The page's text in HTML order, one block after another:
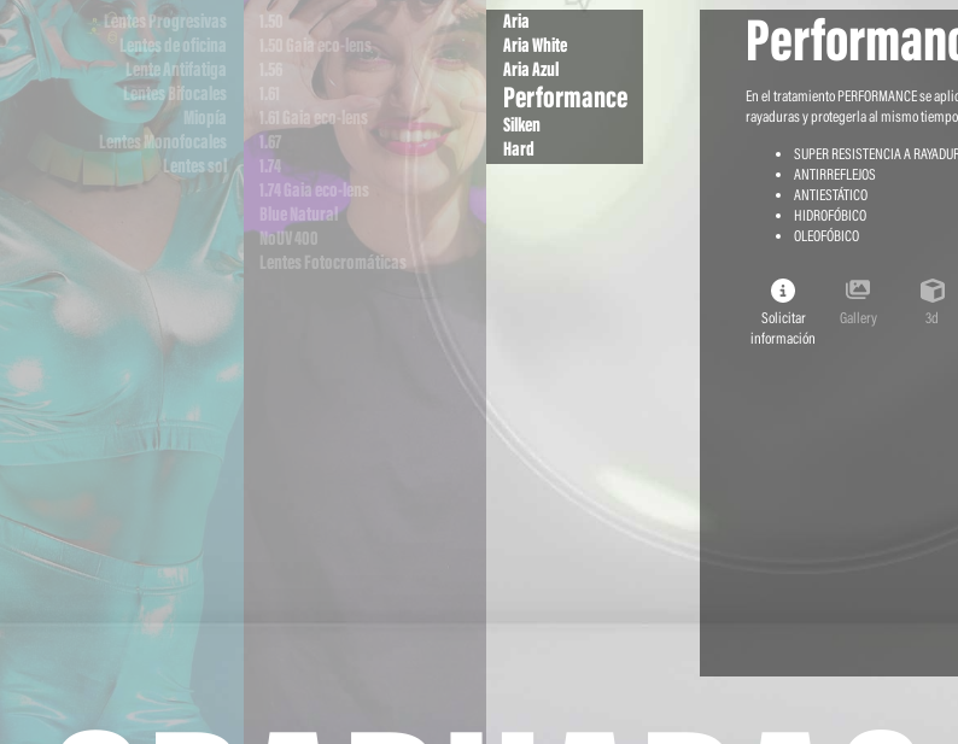
Lentes Progresivas
Lentes de oficina
Lente Antifatiga
Lentes Bifocales
Miopía
Lentes Monofocales
Lentes sol
1.50
1.50 Gaia eco-lens
1.56
1.61 Gaia eco-lens
1.67
1.74
1.74 Gaia eco-lens
Blue Natural
NoUV 400
Lentes Fotocromáticas
Aria
Aria White
Aria Azul
Performance
Silken
Hard
En el tratamiento PERFORMANCE se
rayaduras y protegerla al mismo
SUPER RESISTENCIA A
ANTIRREFLEJOS
ANTIESTÁTICO
HIDROFÓBICO
OLEOFÓBICO
Solicitar
información
Gallery 3d